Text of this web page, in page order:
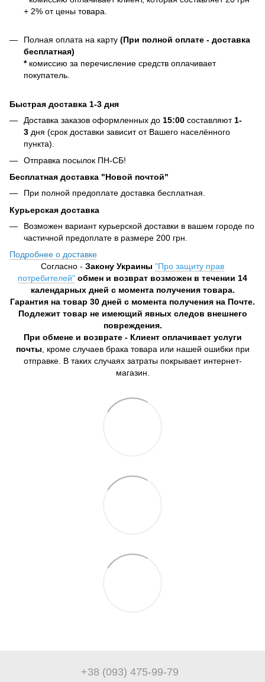
+ 2% от цены товара.
Полная оплата на карту (При полной оплате - доставка
бесплатная)
* комиссию за перечисление средств оплачивает
покупатель.
Быстрая доставка 1-3 дня
Доставка заказов оформленных до 15:00 составляют1-
3 дня (срок доставки зависит от Вашего населённого
пункта).
Отправка посылок ПН-СБ!
Бесплатная доставка "Новой почтой"
При полной предоплате доставка бесплатная.
Курьерская доставка
Возможен вариант курьерской доставки в вашем городе по
частичной предоплате в размере 200 грн.
Подробнее о доставке
Согласно - Закону Украины "Про защиту прав
потребителей" обмен и возврат возможен в течении 14
календарных дней с момента получения товара.
Гарантия на товар 30 дней с момента получения на Почте.
Подлежит товар не имеющий явных следов внешнего
повреждения.
При обмене и возврате - Клиент оплачивает услуги
почты, кроме случаев брака товара или нашей ошибки при
отправке. В таких случаях затраты покрывает интернет-
магазин.
+38 (093) 475-99-79